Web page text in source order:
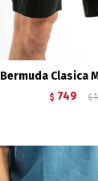
Bermuda Clasica
$ 749 $